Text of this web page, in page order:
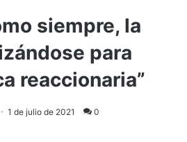
siempre, la
para
reaccionaria”
1 de julio de 2021 0